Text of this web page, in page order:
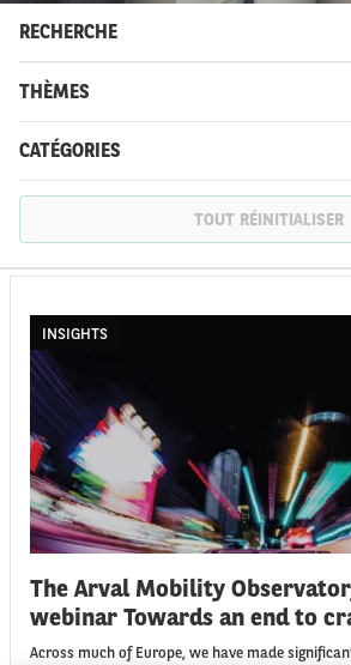
RECHERCHE
THÈMES
CATÉGORIES
TOUT RÉINITIALISER
INSIGHTS
The Arval Mobility
webinar Towards an end to
Across much of Europe, we have made